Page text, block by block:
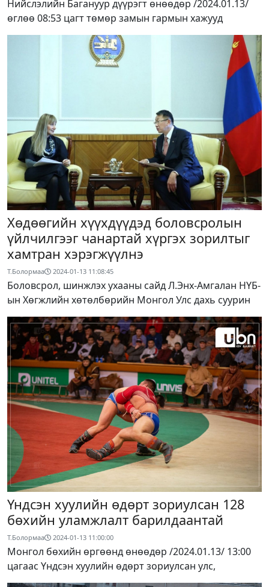
Нийслэлийн Багануур дүүрэгт өнөөдөр /2024.01.13/
өглөө 08:53 цагт төмөр замын гармын хажууд
Хөдөөгийн хүүхдүүдэд боловсролын
үйлчилгээг чанартай хүргэх зорилтыг
хамтран хэрэгжүүлнэ
Т.Болормаа 2024-01-13 11:08:45
Боловсрол, шинжлэх ухааны сайд Л.Энх-Амгалан НҮБ-
ын Хөгжлийн хөтөлбөрийн Монгол Улс дахь суурин
Үндсэн хуулийн өдөрт зориулсан 128
бөхийн уламжлалт барилдаантай
Т.Болормаа 2024-01-13 11:00:00
Монгол бөхийн өргөөнд өнөөдөр /2024.01.13/ 13:00
цагаас Үндсэн хуулийн өдөрт зориулсан улс,